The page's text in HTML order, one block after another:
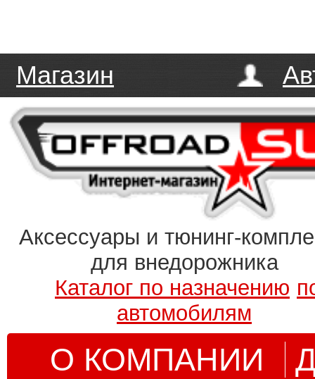
Магазин
Аксессуары и тюнинг-
для внедорожника
Каталог по назначению
автомобилям
О КОМПАНИИ